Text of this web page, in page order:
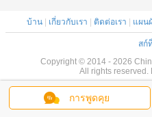
การพูดคุย
บ้าน| เกี่ยวกับเรา | ติดต่อเรา | แผน
สก์
Copyright © 2014 - 2026
All rights reserved.